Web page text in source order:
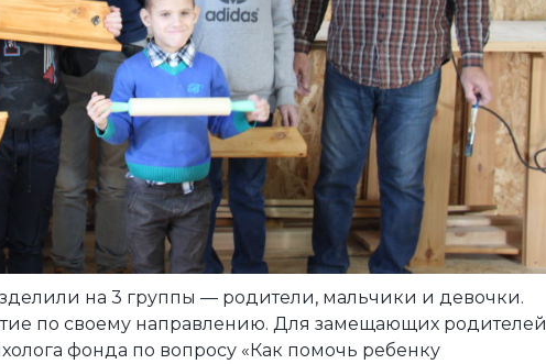
на 3 группы — родители, мальчики и девочки.
по своему направлению. Для замещающих родителей
фонда по вопросу «Как помочь ребенку